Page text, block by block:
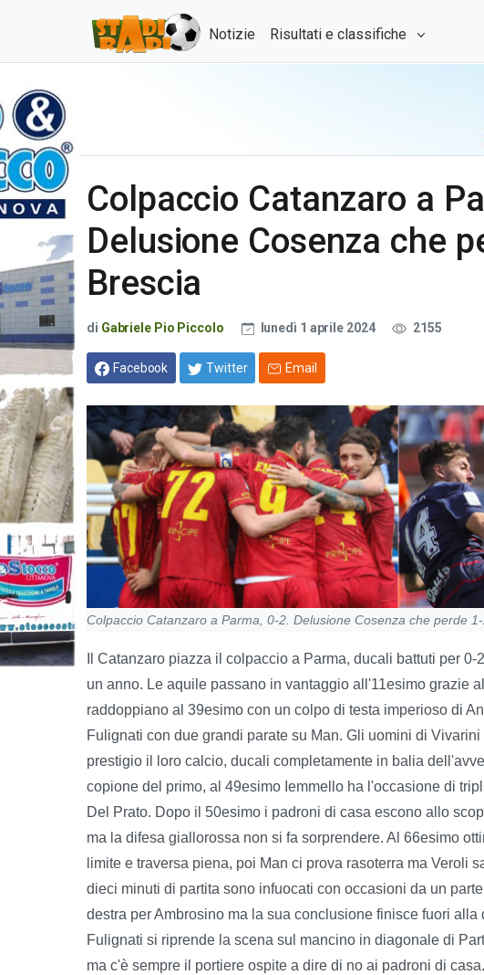
Notizie Risultati e classifiche
Colpaccio Catanzaro a
Delusione Cosenza che
Brescia
di Gabriele Pio Piccolo lunedì 1 aprile 2024 2155
Facebook Twitter Email
Colpaccio Catanzaro a Parma, 0-2. Delusione Cosenza che perde
Il Catanzaro piazza il colpaccio a Parma, ducali battuti per
un anno. Le aquile passano in vantaggio all'11esimo grazie
raddoppiano al 39esimo con un colpo di testa imperioso di
Fulignati con due grandi parate su Man. Gli uomini di
prestigio il loro calcio, ducali completamente in balia
copione del primo, al 49esimo Iemmello ha l'occasione di
Del Prato. Dopo il 50esimo i padroni di casa escono allo
ma la difesa giallorossa non si fa sorprendere. Al 66esimo
limite e traversa piena, poi Man ci prova rasoterra ma Veroli
dieci minuti di partita sono infuocati con occasioni da un
destra per Ambrosino ma la sua conclusione finisce fuori
Fulignati si riprende la scena sul mancino in diagonale di
ma c'è sempre il portiere ospite a dire di no ai padroni di